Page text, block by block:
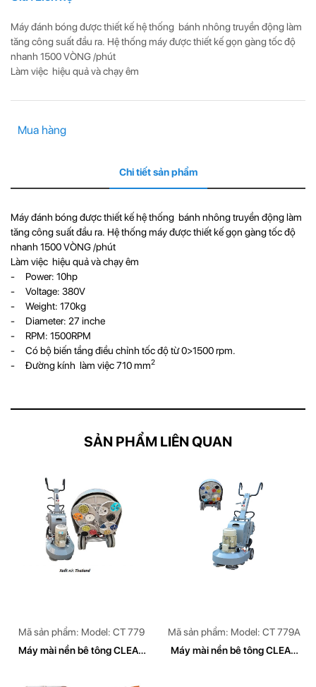
Máy đánh bóng được thiết kế hệ thống bánh nhông truyền động làm
tăng công suất đầu ra. Hệ thống máy được thiết kế gọn gàng tốc độ
nhanh 1500 VÒNG /phút
Làm việc hiệu quả và chạy êm
Mua hàng
Chi tiết sản phẩm
Máy đánh bóng được thiết kế hệ thống bánh nhông truyền động làm
tăng công suất đầu ra. Hệ thống máy được thiết kế gọn gàng tốc độ
nhanh 1500 VÒNG /phút
Làm việc hiệu quả và chạy êm
- Power: 10hp
- Voltage: 380V
- Weight: 170kg
- Diameter: 27 inche
- RPM: 1500RPM
- Có bộ biến tầng điều chỉnh tốc độ từ 0>1500 rpm.
- Đường kính làm việc 710 mm2
SẢN PHẨM LIÊN QUAN
Mã sản phẩm: Model: CT 779
Máy mài nền bê tông CLEAN
Mã sản phẩm: Model: CT 779A
Máy mài nền bê tông CLEAN